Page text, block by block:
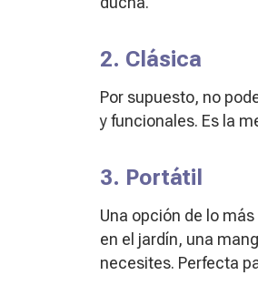
2. Clásica
Por supuesto, no
y funcionales. Es la
3. Portátil
Una opción de lo
en el jardín, una
necesites. Perfecta